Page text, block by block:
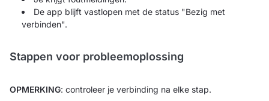
De app blijft vastlopen met de status "Bezig met
verbinden".
Stappen voor probleemoplossing
OPMERKING: controleer je verbinding na elke stap.